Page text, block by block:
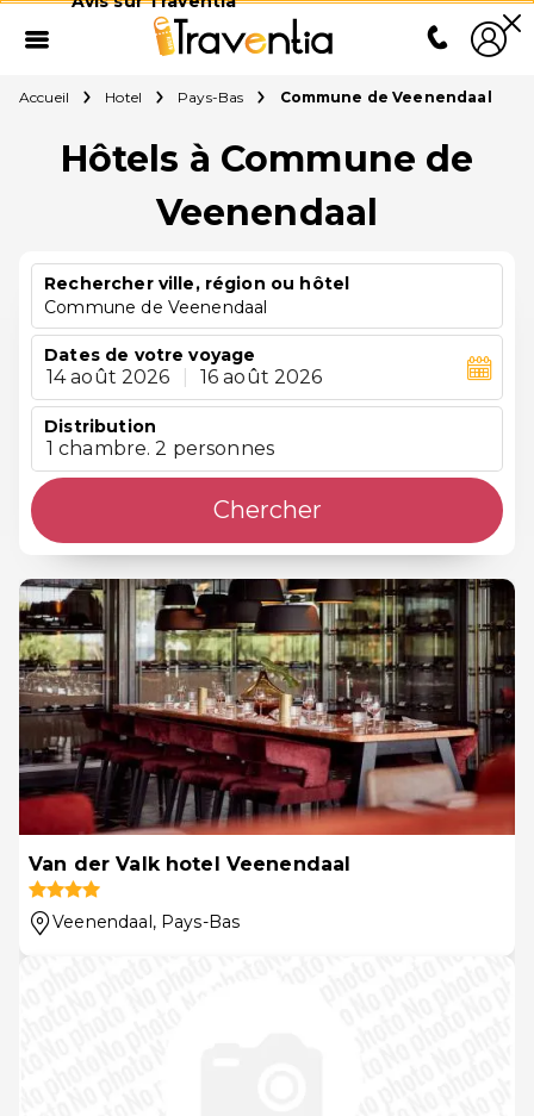
Accueil Hotel Pays-Bas Commune de Veenendaal
Hôtels à Commune de
Veenendaal
Rechercher ville, région ou hôtel
Commune de Veenendaal
Dates de votre voyage
14 août 2026 16 août 2026
Distribution
1 chambre. 2 personnes
Chercher
Van der Valk hotel Veenendaal
Veenendaal, Pays-Bas